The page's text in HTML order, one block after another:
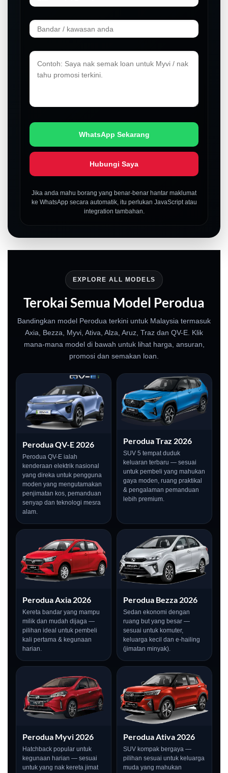
LIVE
WhatsApp Sekarang
Hubungi Saya
Jika anda mahu borang yang benar-benar hantar maklumat
ke WhatsApp secara automatik, itu perlukan JavaScript atau
integration tambahan.
EXPLORE ALL MODELS
Terokai Semua Model Perodua
Bandingkan model Perodua terkini untuk Malaysia termasuk
Axia, Bezza, Myvi, Ativa, Alza, Aruz, Traz dan QV-E. Klik
mana-mana model di bawah untuk lihat harga, ansuran,
promosi dan semakan loan.
Perodua QV-E 2026
Perodua QV-E ialah
kenderaan elektrik nasional
yang direka untuk pengguna
moden yang mengutamakan
penjimatan kos, pemanduan
senyap dan teknologi mesra
alam.
Perodua Traz 2026
SUV 5 tempat duduk
keluaran terbaru — sesuai
untuk pembeli yang mahukan
gaya moden, ruang praktikal
& pengalaman pemanduan
lebih premium.
Perodua Axia 2026
Kereta bandar yang mampu
milik dan mudah dijaga —
pilihan ideal untuk pembeli
kali pertama & kegunaan
harian.
Perodua Bezza 2026
Sedan ekonomi dengan
ruang but yang besar —
sesuai untuk komuter,
keluarga kecil dan e-hailing
(jimatan minyak).
Perodua Myvi 2026
Hatchback popular untuk
kegunaan harian — sesuai
untuk yang nak kereta jimat
Perodua Ativa 2026
SUV kompak bergaya —
pilihan sesuai untuk keluarga
muda yang mahukan